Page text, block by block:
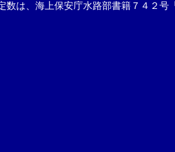
数は、海上保安庁水路部書籍７４２